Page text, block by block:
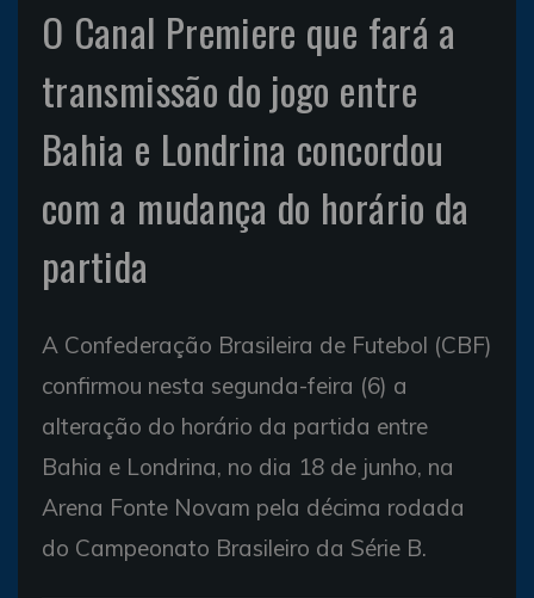
O Canal Premiere que fará a
transmissão do jogo entre
Bahia e Londrina concordou
com a mudança do horário da
partida
A Confederação Brasileira de Futebol (CBF)
confirmou nesta segunda-feira (6) a
alteração do horário da partida entre
Bahia e Londrina, no dia 18 de junho, na
Arena Fonte Novam pela décima rodada
do Campeonato Brasileiro da Série B.